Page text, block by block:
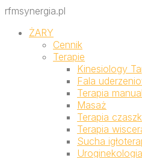
rfmsynergia.pl
ŻARY
Cennik
Terapie
Kinesiology
Fala
Terapia
Masaż
Terapia
Terapia
Sucha
Uroginekologia